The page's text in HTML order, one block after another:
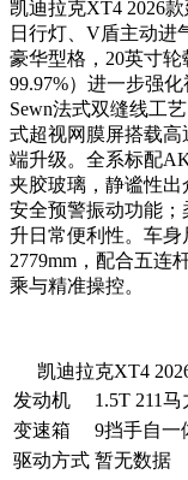
凯迪拉克XT4 2026
日行灯、V盾主动进
豪华型格，20英寸
99.97%）进一步强
Sewn法式双缝线工
式超视网膜屏搭载
端升级。全系标配
夹胶玻璃，静谧性出
安全预警振动功能
升日常便利性。车身
2779mm，配合五连
乘与精准操控。
凯迪拉克XT4
发动机
1.5T 211
变速箱
9挡手自一
驱动方式 暂无数据